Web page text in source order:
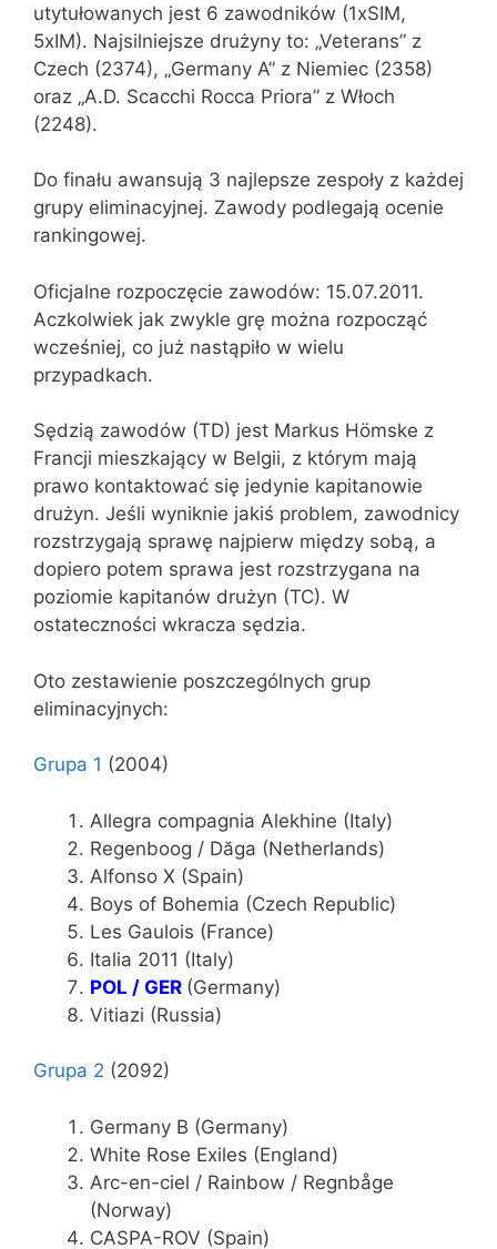
utytułowanych jest 6 zawodników (1xSIM,
5xIM). Najsilniejsze drużyny to: „Veterans” z
Czech (2374), „Germany A” z Niemiec (2358)
oraz „A.D. Scacchi Rocca Priora” z Włoch
(2248).
Do finału awansują 3 najlepsze zespoły z każdej
grupy eliminacyjnej. Zawody podlegają ocenie
rankingowej.
Oficjalne rozpoczęcie zawodów: 15.07.2011.
Aczkolwiek jak zwykle grę można rozpocząć
wcześniej, co już nastąpiło w wielu
przypadkach.
Sędzią zawodów (TD) jest Markus Hömske z
Francji mieszkający w Belgii, z którym mają
prawo kontaktować się jedynie kapitanowie
drużyn. Jeśli wyniknie jakiś problem, zawodnicy
rozstrzygają sprawę najpierw między sobą, a
dopiero potem sprawa jest rozstrzygana na
poziomie kapitanów drużyn (TC). W
ostateczności wkracza sędzia.
Oto zestawienie poszczególnych grup
eliminacyjnych:
Grupa 1 (2004)
Allegra compagnia Alekhine (Italy)
Regenboog / Dăga (Netherlands)
Alfonso X (Spain)
Boys of Bohemia (Czech Republic)
Les Gaulois (France)
Italia 2011 (Italy)
POL / GER (Germany)
Vitiazi (Russia)
Grupa 2 (2092)
Germany B (Germany)
White Rose Exiles (England)
Arc-en-ciel / Rainbow / Regnbåge
(Norway)
CASPA-ROV (Spain)